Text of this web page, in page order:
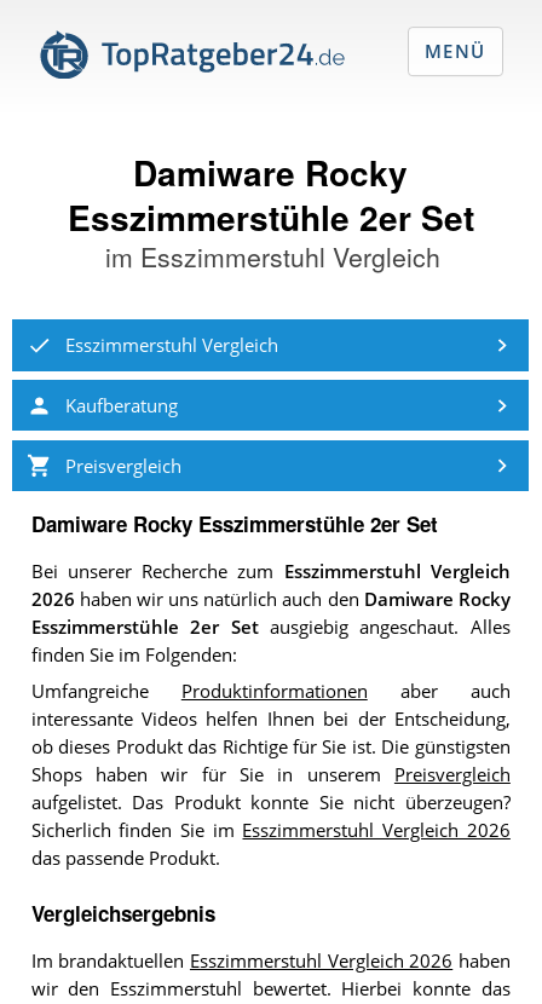
Damiware Rocky
Esszimmerstühle 2er Set
im Esszimmerstuhl Vergleich
Esszimmerstuhl Vergleich
Kaufberatung
Preisvergleich
Damiware Rocky Esszimmerstühle 2er Set
Bei unserer Recherche zum Esszimmerstuhl Vergleich
2026 haben wir uns natürlich auch den Damiware Rocky
Esszimmerstühle 2er Setausgiebig angeschaut. Alles
finden Sie im Folgenden:
Umfangreiche Produktinformationen aber auch
interessante Videos helfen Ihnen bei der Entscheidung,
ob dieses Produkt das Richtige für Sie ist. Die günstigsten
Shops haben wir für Sie in unserem Preisvergleich
aufgelistet. Das Produkt konnte Sie nicht überzeugen?
Sicherlich finden Sie im Esszimmerstuhl Vergleich 2026
das passende Produkt.
Vergleichsergebnis
Im brandaktuellen Esszimmerstuhl Vergleich 2026 haben
wir den Esszimmerstuhl bewertet. Hierbei konnte das
MENÜ